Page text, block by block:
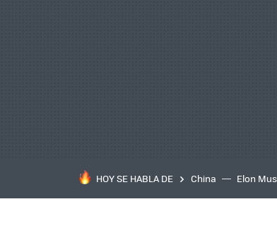
HOY SE HABLA DE China Elon